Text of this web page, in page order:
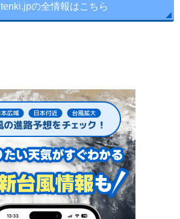
tenki.jpの全情報はこちら